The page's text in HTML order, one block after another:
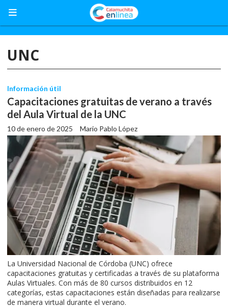
UNC
Capacitaciones gratuitas de verano a través
del Aula Virtual de la UNC
Mario Pablo López
Información útil
10 de enero de 2025
La Universidad Nacional de Córdoba (UNC) ofrece
capacitaciones gratuitas y certificadas a través de su plataforma
Aulas Virtuales. Con más de 80 cursos distribuidos en 12
categorías, estas capacitaciones están diseñadas para realizarse
de manera virtual durante el verano.